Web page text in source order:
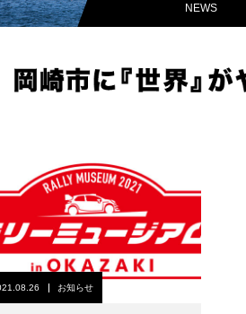
NEWS
お知らせ